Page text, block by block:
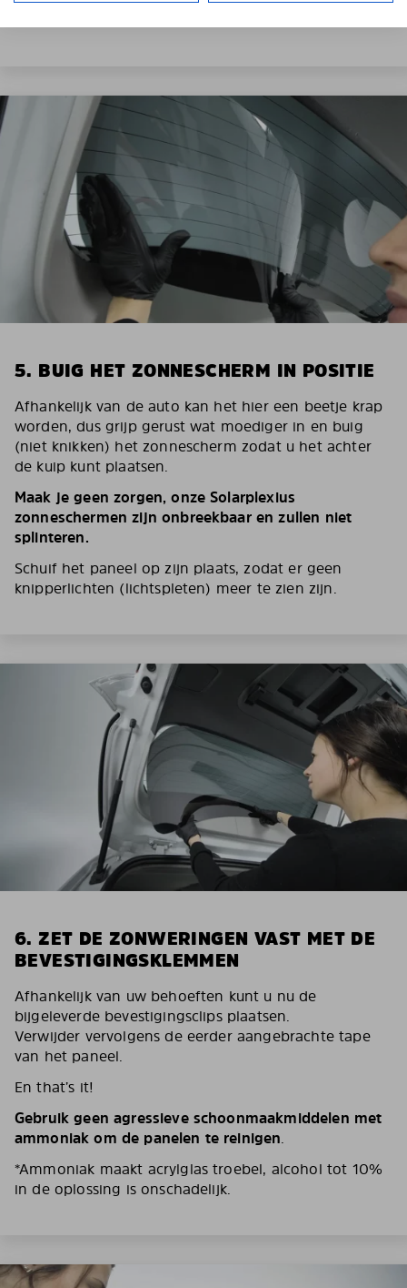
5. BUIG HET ZONNESCHERM IN POSITIE
Afhankelijk van de auto kan het hier een beetje krap
worden, dus grijp gerust wat moediger in en buig
(niet knikken) het zonnescherm zodat u het achter
de kuip kunt plaatsen.
Maak je geen zorgen, onze Solarplexius
zonneschermen zijn onbreekbaar en zullen niet
splinteren.
Schuif het paneel op zijn plaats, zodat er geen
knipperlichten (lichtspleten) meer te zien zijn.
6. ZET DE ZONWERINGEN VAST MET DE
BEVESTIGINGSKLEMMEN
Afhankelijk van uw behoeften kunt u nu de
bijgeleverde bevestigingsclips plaatsen.
Verwijder vervolgens de eerder aangebrachte tape
van het paneel.
En that’s it!
Gebruik geen agressieve schoonmaakmiddelen met
ammoniak om de panelen te reinigen.
*Ammoniak maakt acrylglas troebel, alcohol tot 10%
in de oplossing is onschadelijk.